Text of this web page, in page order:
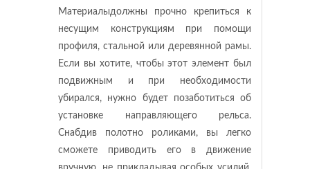
Материалыдолжны прочно крепиться к
несущим конструкциям при помощи
профиля, стальной или деревянной рамы.
Если вы хотите, чтобы этот элемент был
подвижным и при необходимости
убирался, нужно будет позаботиться об
установке направляющего рельса.
Снабдив полотно роликами, вы легко
сможете приводить его в движение